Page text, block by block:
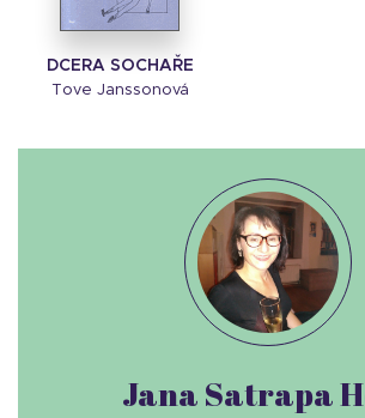
DCERA SOCHAŘE
Tove Janssonová
Jana Satrapa